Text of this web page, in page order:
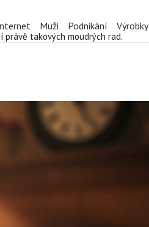
právě takových moudrých rad.
Muži Podnikání Výrobky